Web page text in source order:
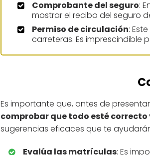
Comprobante del seguro:
mostrar el recibo del seguro
Permiso de circulación:
carreteras. Es imprescindible
Es importante que, antes de
comprobar que todo esté
sugerencias eficaces que te
Evalúa las matrículas: Es